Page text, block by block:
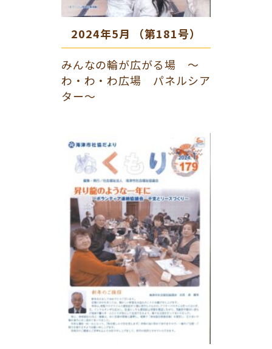
2024年5月 （第181号）
みんなの輪が広がる場 ～
わ・わ・わ広場 パネルシア
ター～